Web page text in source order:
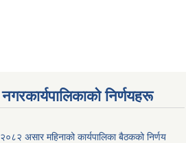
नगरकार्यपालिकाकाे निर्णयहरू
२०८२ असार महिनाको कार्यपालिका बैठकको निर्णय